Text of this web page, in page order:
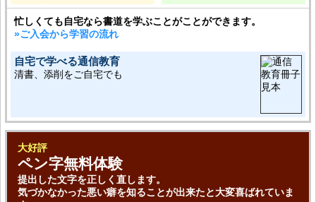
忙しくても自宅なら書道を学ぶことがことができます。
»ご入会から学習の流れ
自宅で学べる通信教育
清書、添削をご自宅でも
大好評
ペン字無料体験
提出した文字を正しく直します。
気づかなかった悪い癖を知ることが出来たと大変喜ばれていま